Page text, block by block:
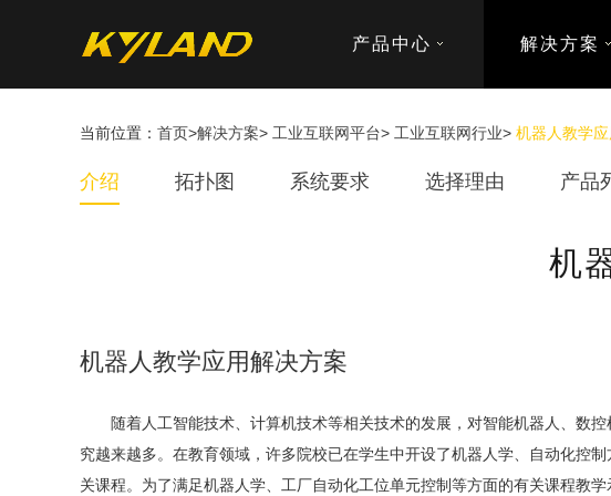
产品中心 解决方案
当前位置： 首页>解决方案> 工业互联网平台> 工业互联网行业> 机器人教学
介绍 拓扑图 系统要求 选择理由 产品
机
机器人教学应用解决方案
随着人工智能技术、计算机技术等相关技术的发展，对智能机器人、数控
究越来越多。在教育领域，许多院校已在学生中开设了机器人学、自动化控制
关课程。为了满足机器人学、工厂自动化工位单元控制等方面的有关课程教学